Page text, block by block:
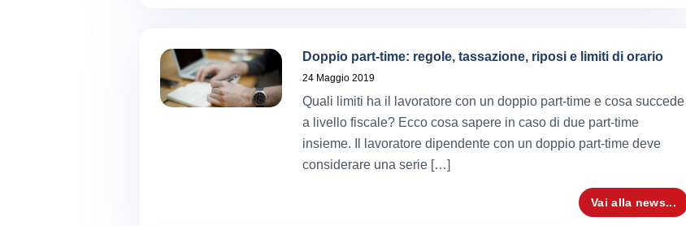
Doppio part-time: regole, tassazione, riposi e limiti di orario
24 Maggio 2019
Quali limiti ha il lavoratore con un doppio part-time e cosa succede
a livello fiscale? Ecco cosa sapere in caso di due part-time
insieme. Il lavoratore dipendente con un doppio part-time deve
considerare una serie […]
Vai alla news...